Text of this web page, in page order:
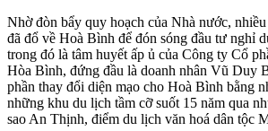
Nhờ đòn bẩy quy hoạch của Nhà nước,
đã đổ về Hoà Bình để đón sóng đầu tư nghỉ
trong đó là tâm huyết ấp ủ của Công ty Cổ
Hòa Bình, đứng đầu là doanh nhân Vũ Duy
phần thay đổi diện mạo cho Hoà Bình bằng
những khu du lịch tầm cỡ suốt 15 năm qua
sao An Thịnh, điểm du lịch văn hoá dân